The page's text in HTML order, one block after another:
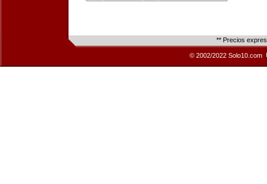
** Precios
© 2002/2022 Solo10.com